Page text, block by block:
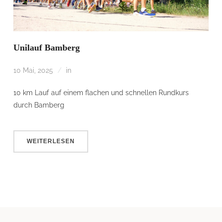
Unilauf Bamberg
10 Mai, 2025 in
10 km Lauf auf einem flachen und schnellen Rundkurs
durch Bamberg
WEITERLESEN